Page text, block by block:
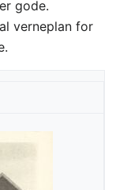
gode.
verneplan for